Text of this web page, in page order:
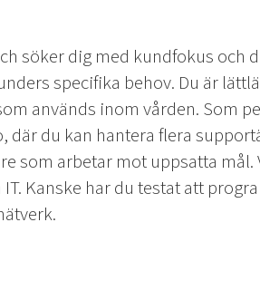
söker dig med kundfokus och
specifika behov. Du är
används inom vården. Som
du kan hantera flera
som arbetar mot uppsatta mål.
Kanske har du testat att